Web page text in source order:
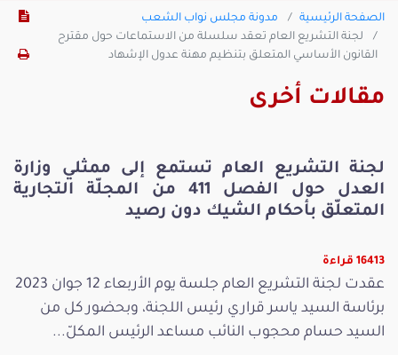
الصفحة الرئيسية
مدونة مجلس نواب الشعب
لجنة التشريع العام تعقد سلسلة من الاستماعات حول مقترح
القانون الأساسي المتعلق بتنظيم مهنة عدول الإشهاد
مقالات أخرى
لجنة التشريع العام تستمع إلى ممثلي وزارة
العدل حول الفصل 411 من المجلّة التجارية
المتعلّق بأحكام الشيك دون رصيد
16413 قراءة
عقدت لجنة التشريع العام جلسة يوم الأربعاء 12 جوان 2023
برئاسة السيد ياسر قراري رئيس اللجنة، وبحضور كل من
السيد حسام محجوب النائب مساعد الرئيس المكلّ...